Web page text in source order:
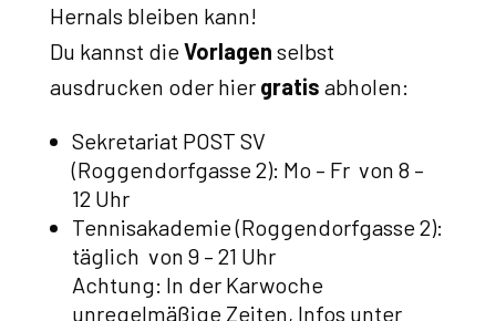
Hernals bleiben kann!
Du kannst dieVorlagen selbst
ausdrucken oder hier gratis abholen:
Sekretariat POST SV
(Roggendorfgasse 2): Mo – Fr von 8 –
12 Uhr
Tennisakademie (Roggendorfgasse 2):
täglich von 9 – 21 Uhr
Achtung: In der Karwoche
unregelmäßige Zeiten, Infos unter